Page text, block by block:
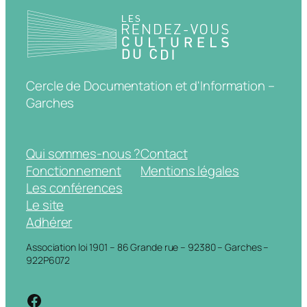
Cercle de Documentation et d'Information –
Garches
Qui sommes-nous ?
Fonctionnement
Les conférences
Le site
Adhérer
Contact
Mentions légales
Association loi 1901 – 86 Grande rue – 92380 – Garches –
922P6072
https://www.facebook.com/